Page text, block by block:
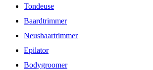
Tondeuse
Baardtrimmer
Neushaartrimmer
Epilator
Bodygroomer